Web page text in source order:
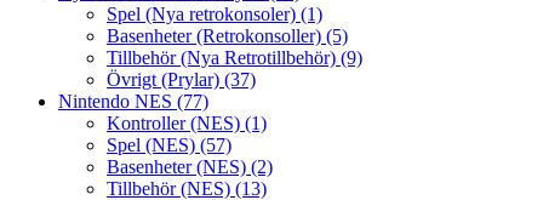
Spel (Nya retrokonsoler) (1)
Basenheter (Retrokonsoller) (5)
Tillbehör (Nya Retrotillbehör) (9)
Övrigt (Prylar) (37)
Nintendo NES (77)
Kontroller (NES) (1)
Spel (NES) (57)
Basenheter (NES) (2)
Tillbehör (NES) (13)